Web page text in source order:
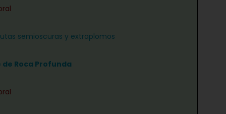
semioscuras y extraplomos
de Roca Profunda